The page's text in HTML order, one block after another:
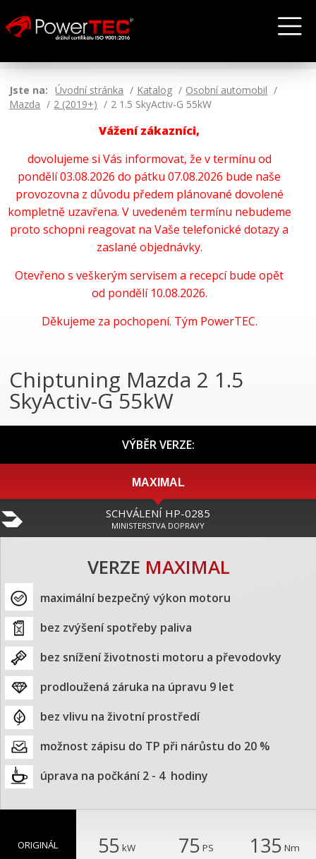
Jste na: Úvodní stránka Katalog
Osobní automobil
Mazda
2 (2019+) 2 1.5 SkyActiv-G 55kW
Vážení zákazníci,
dovolujeme si Vás informovat, že v termínu od
pondělí 03.08.2026 do pátku 07.08.2026 bude naše
provozovna z důvodu předem plánované dovolené
kompletně uzavřena. V uvedeném termínu nebudeme
proto schopni reagovat na Vaše telefonické dotazy a
zaslané objednávky.
Otevřeno s veškerým servisem a recepcí bude opět
od pondělí 10.08.2026.
Děkujeme za pochopení. Tým PowerTEC.
Chiptuning Mazda 2 1.5
SkyActiv-G 55kW
VÝBĚR VERZE:
MAXIMAL
SCHVÁLENÍ HP-0285
MINISTERSTVA DOPRAVY
VERZE MAXIMAL
maximální bezpečný výkon motoru
bez zvýšení spotřeby paliva
bez snížení životnosti motoru a převodovky
prodloužená záruka na úpravu 9 let
bez vlivu na životní prostředí
možnost zápisu do TP při nárůstu do 20 %
úprava na počkání 2 - 4  hodiny
ORIGINÁL 55 kW 75 PS 135 Nm